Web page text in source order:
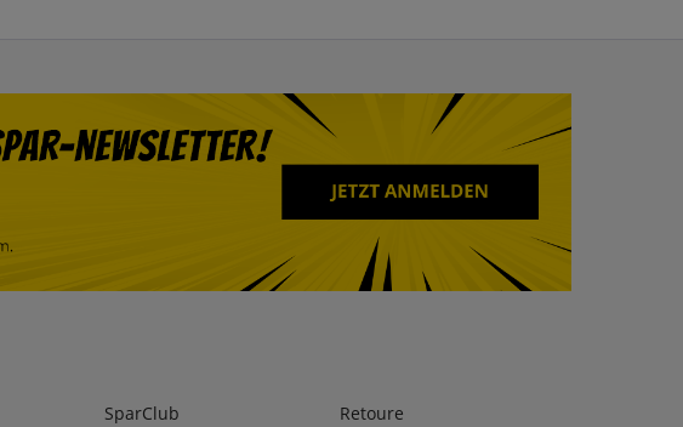
SparClub
Retoure